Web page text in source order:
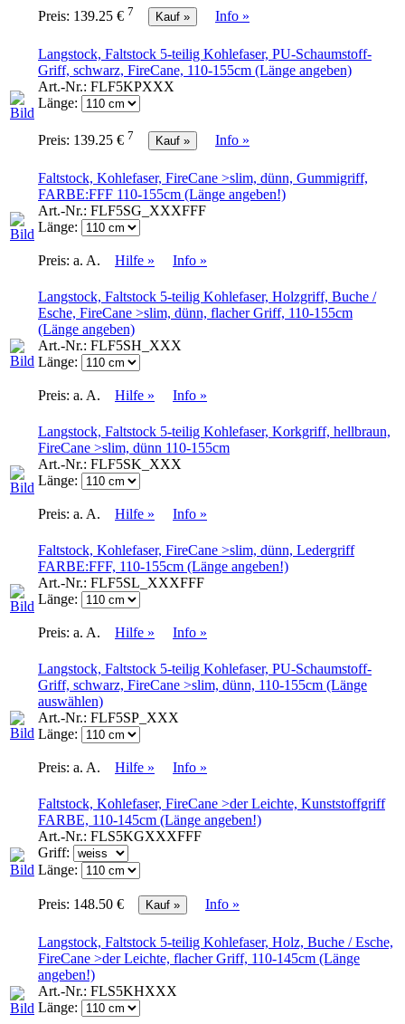
Preis: 139.25 € 7 Info »
Langstock, Faltstock 5-teilig Kohlefaser, PU-Schaumstoff-
Griff, schwarz, FireCane, 110-155cm (Länge angeben)
Art.-Nr.: FLF5KPXXX
Länge:
Preis: 139.25 € 7 Info »
Faltstock, Kohlefaser, FireCane >slim, dünn, Gummigriff,
FARBE:FFF 110-155cm (Länge angeben!)
Art.-Nr.: FLF5SG_XXXFFF
Länge:
Preis: a. A. Hilfe » Info »
Langstock, Faltstock 5-teilig Kohlefaser, Holzgriff, Buche /
Esche, FireCane >slim, dünn, flacher Griff, 110-155cm
(Länge angeben)
Art.-Nr.: FLF5SH_XXX
Länge:
Preis: a. A. Hilfe » Info »
Langstock, Faltstock 5-teilig Kohlefaser, Korkgriff, hellbraun,
FireCane >slim, dünn 110-155cm
Art.-Nr.: FLF5SK_XXX
Länge:
Preis: a. A. Hilfe » Info »
Faltstock, Kohlefaser, FireCane >slim, dünn, Ledergriff
FARBE:FFF, 110-155cm (Länge angeben!)
Art.-Nr.: FLF5SL_XXXFFF
Länge:
Preis: a. A. Hilfe » Info »
Langstock, Faltstock 5-teilig Kohlefaser, PU-Schaumstoff-
Griff, schwarz, FireCane >slim, dünn, 110-155cm (Länge
auswählen)
Art.-Nr.: FLF5SP_XXX
Länge:
Preis: a. A. Hilfe » Info »
Faltstock, Kohlefaser, FireCane >der Leichte, Kunststoffgriff
FARBE, 110-145cm (Länge angeben!)
Art.-Nr.: FLS5KGXXXFFF
Griff:
Länge:
Preis: 148.50 € Info »
Langstock, Faltstock 5-teilig Kohlefaser, Holz, Buche / Esche,
FireCane >der Leichte, flacher Griff, 110-145cm (Länge
angeben!)
Art.-Nr.: FLS5KHXXX
Länge: